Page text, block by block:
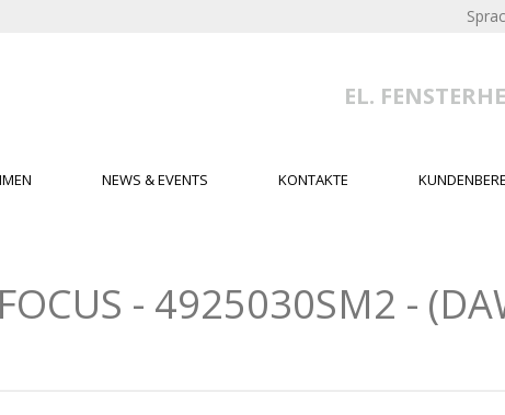
EL.
NEWS & EVENTS KONTAKTE
- 4925030SM2 -